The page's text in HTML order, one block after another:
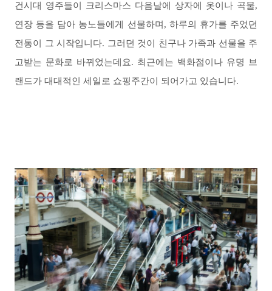
건시대 영주들이 크리스마스 다음날에 상자에 옷이나 곡물,
연장 등을 담아 농노들에게 선물하며, 하루의 휴가를 주었던
전통이 그 시작입니다. 그러던 것이 친구나 가족과 선물을 주
고받는 문화로 바뀌었는데요. 최근에는 백화점이나 유명 브
랜드가 대대적인 세일로 쇼핑주간이 되어가고 있습니다.